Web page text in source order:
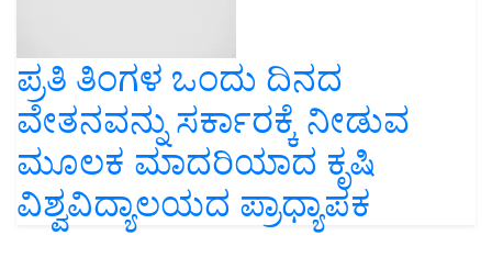
ಪ್ರತಿ ತಿಂಗಳ ಒಂದು ದಿನದ
ವೇತನವನ್ನು ಸರ್ಕಾರಕ್ಕೆ ನೀಡುವ
ಮೂಲಕ ಮಾದರಿಯಾದ ಕೃಷಿ
ವಿಶ್ವವಿದ್ಯಾಲಯದ ಪ್ರಾಧ್ಯಾಪಕ